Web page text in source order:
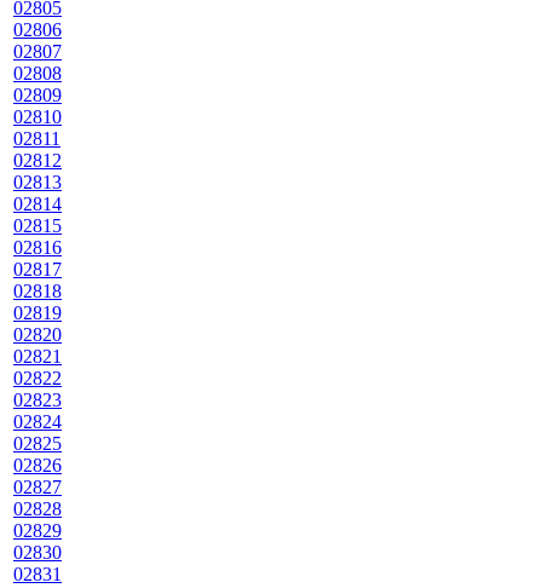
02805
02806
02807
02808
02809
02810
02811
02812
02813
02814
02815
02816
02817
02818
02819
02820
02821
02822
02823
02824
02825
02826
02827
02828
02829
02830
02831